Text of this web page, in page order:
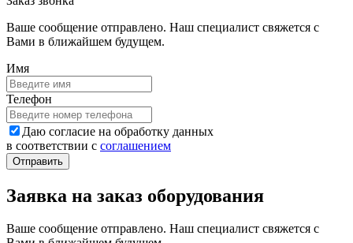
Ваше сообщение отправлено. Наш специалист свяжется с
Вами в ближайшем будущем.
Имя
Телефон
Даю согласие на обработку данных
в соответствии с соглашением
Заявка на заказ оборудования
Ваше сообщение отправлено. Наш специалист свяжется с